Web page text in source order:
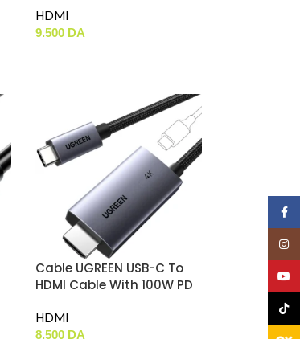
HDMI
9.500 DA
Cable UGREEN USB-C To
HDMI Cable With 100W PD
(4K 60Hz) (2m) (65020)
HDMI
8.500 DA